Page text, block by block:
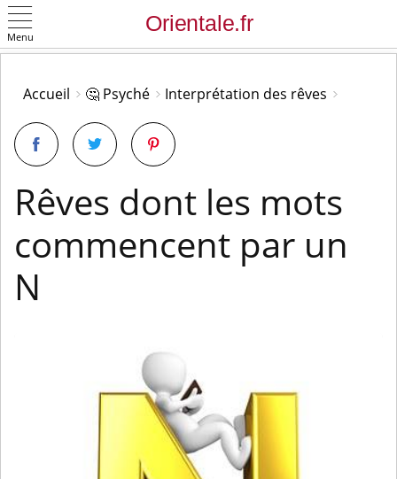
Menu
Accueil 🤔 Psyché Interprétation des rêves
Rêves dont les mots
commencent par un
N